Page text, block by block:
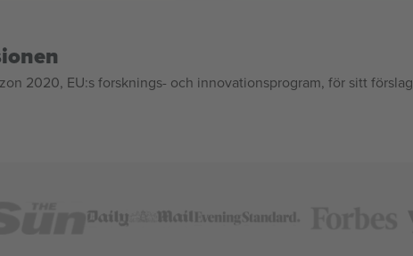
2020, EU:s forsknings- och innovationsprogram, för sitt förslag